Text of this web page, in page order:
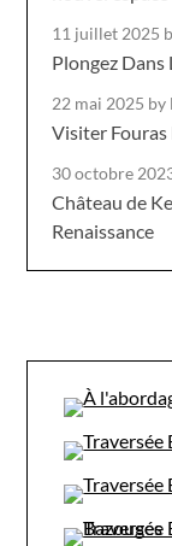
11 juillet 2025
Plongez Dans
22 mai 2025 by
Visiter Fouras
30 octobre
Château de
Renaissance